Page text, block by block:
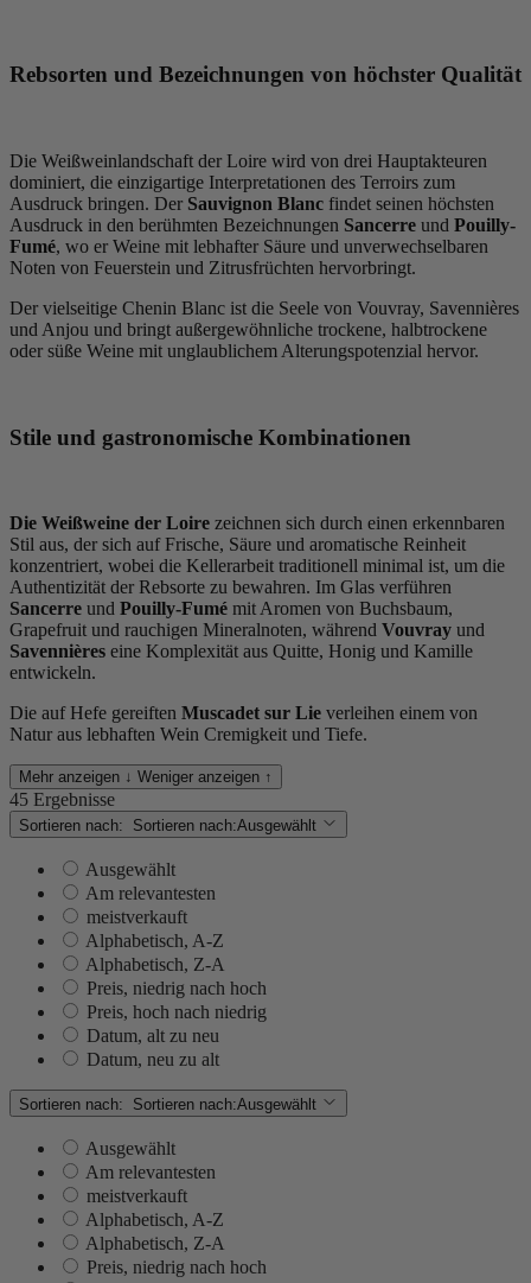
Rebsorten und Bezeichnungen von höchster Qualität
Die Weißweinlandschaft der Loire wird von drei Hauptakteuren
dominiert, die einzigartige Interpretationen des Terroirs zum
Ausdruck bringen. Der Sauvignon Blanc findet seinen höchsten
Ausdruck in den berühmten Bezeichnungen Sancerre und Pouilly-
Fumé, wo er Weine mit lebhafter Säure und unverwechselbaren
Noten von Feuerstein und Zitrusfrüchten hervorbringt.
Der vielseitige Chenin Blanc ist die Seele von Vouvray, Savennières
und Anjou und bringt außergewöhnliche trockene, halbtrockene
oder süße Weine mit unglaublichem Alterungspotenzial hervor.
Stile und gastronomische Kombinationen
Die Weißweine der Loire zeichnen sich durch einen erkennbaren
Stil aus, der sich auf Frische, Säure und aromatische Reinheit
konzentriert, wobei die Kellerarbeit traditionell minimal ist, um die
Authentizität der Rebsorte zu bewahren. Im Glas verführen
Sancerre und Pouilly-Fumé mit Aromen von Buchsbaum,
Grapefruit und rauchigen Mineralnoten, während Vouvray und
Savennières eine Komplexität aus Quitte, Honig und Kamille
entwickeln.
Die auf Hefe gereiften Muscadet sur Lie verleihen einem von
Natur aus lebhaften Wein Cremigkeit und Tiefe.
Mehr anzeigen ↓ Weniger anzeigen ↑
45 Ergebnisse
Sortieren nach: Sortieren nach:Ausgewählt
Ausgewählt
Am relevantesten
meistverkauft
Alphabetisch, A-Z
Alphabetisch, Z-A
Preis, niedrig nach hoch
Preis, hoch nach niedrig
Datum, alt zu neu
Datum, neu zu alt
Sortieren nach: Sortieren nach:Ausgewählt
Ausgewählt
Am relevantesten
meistverkauft
Alphabetisch, A-Z
Alphabetisch, Z-A
Preis, niedrig nach hoch